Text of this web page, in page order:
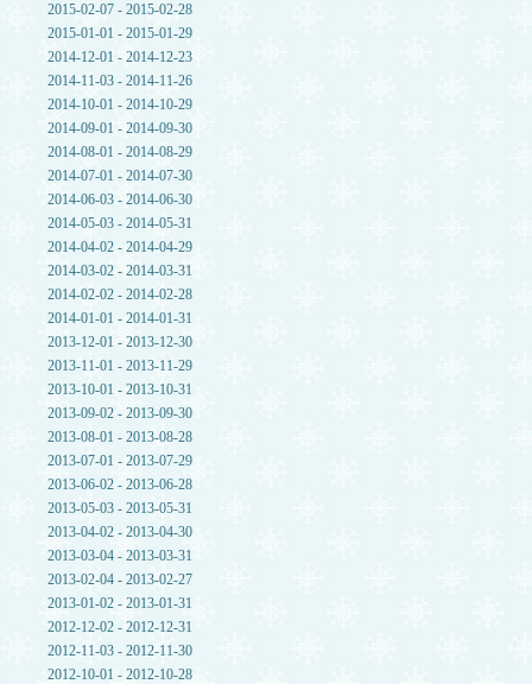
2015-02-07 - 2015-02-28
2015-01-01 - 2015-01-29
2014-12-01 - 2014-12-23
2014-11-03 - 2014-11-26
2014-10-01 - 2014-10-29
2014-09-01 - 2014-09-30
2014-08-01 - 2014-08-29
2014-07-01 - 2014-07-30
2014-06-03 - 2014-06-30
2014-05-03 - 2014-05-31
2014-04-02 - 2014-04-29
2014-03-02 - 2014-03-31
2014-02-02 - 2014-02-28
2014-01-01 - 2014-01-31
2013-12-01 - 2013-12-30
2013-11-01 - 2013-11-29
2013-10-01 - 2013-10-31
2013-09-02 - 2013-09-30
2013-08-01 - 2013-08-28
2013-07-01 - 2013-07-29
2013-06-02 - 2013-06-28
2013-05-03 - 2013-05-31
2013-04-02 - 2013-04-30
2013-03-04 - 2013-03-31
2013-02-04 - 2013-02-27
2013-01-02 - 2013-01-31
2012-12-02 - 2012-12-31
2012-11-03 - 2012-11-30
2012-10-01 - 2012-10-28